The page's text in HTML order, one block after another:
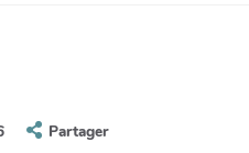
Partager